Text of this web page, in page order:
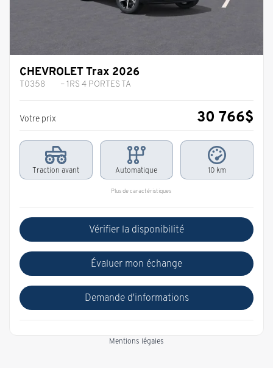
CHEVROLET Trax 2026
T0358 – 1RS 4 PORTES TA
Votre prix 30 766$
Traction avant Automatique 10 km
Plus de caractéristiques
Vérifier la disponibilité
Évaluer mon échange
Demande d'informations
Mentions légales